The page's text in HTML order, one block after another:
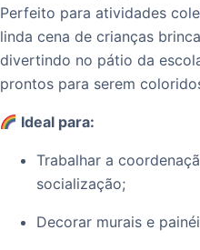
Perfeito para atividades
linda cena de crianças
divertindo no pátio da
prontos para serem
Ideal para:
Trabalhar a
socialização;
Decorar murais e